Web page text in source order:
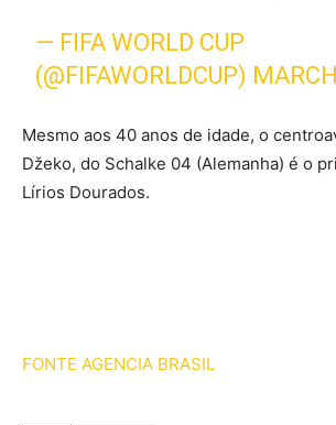
— FIFA WORLD CUP
(@FIFAWORLDCUP)
Mesmo aos 40 anos de idade, o
Džeko, do Schalke 04 (Alemanha) é o
Lírios Dourados.
FONTE AGENCIA BRASIL